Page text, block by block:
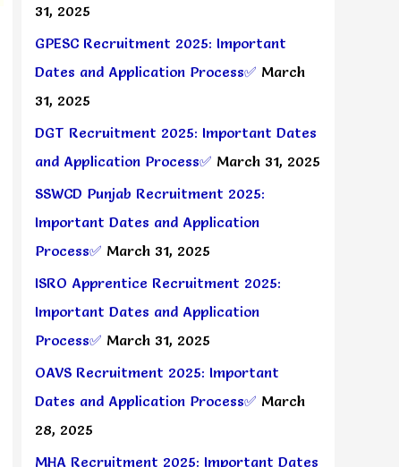
31, 2025
GPESC Recruitment 2025: Important
Dates and Application Process✅ March
31, 2025
DGT Recruitment 2025: Important Dates
and Application Process✅ March 31, 2025
SSWCD Punjab Recruitment 2025:
Important Dates and Application
Process✅ March 31, 2025
ISRO Apprentice Recruitment 2025:
Important Dates and Application
Process✅ March 31, 2025
OAVS Recruitment 2025: Important
Dates and Application Process✅ March
28, 2025
MHA Recruitment 2025: Important Dates